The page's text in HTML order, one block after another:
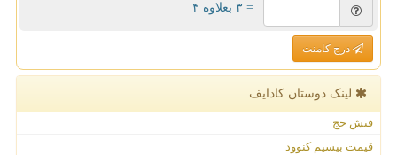
= ۳ بعلاوه ۴
درج کامنت
لینک دوستان كادایف
فیش حج
قیمت بیسیم کنوود